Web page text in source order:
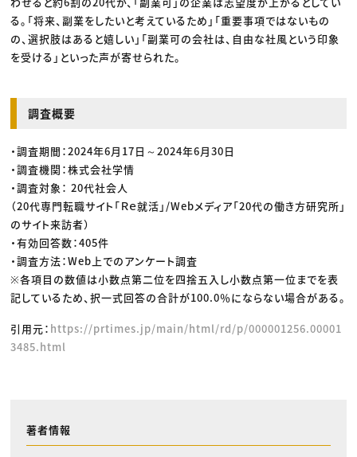
る。「将来、副業をしたいと考えているため」「重要事項ではないもの
の、選択肢はあると嬉しい」「副業可の会社は、自由な社風という印象
を受ける」といった声が寄せられた。
調査概要
・調査期間：2024年6月17日～2024年6月30日
・調査機関：株式会社学情
・調査対象： 20代社会人
（20代専門転職サイト「Ｒｅ就活」/Webメディア「20代の働き方研究所」
のサイト来訪者）
・有効回答数：405件
・調査方法：Web上でのアンケート調査
※各項目の数値は小数点第二位を四捨五入し小数点第一位までを表
記しているため、択一式回答の合計が100.0％にならない場合がある。
引用元： https://prtimes.jp/main/html/rd/p/000001256.00001
3485.html
著者情報